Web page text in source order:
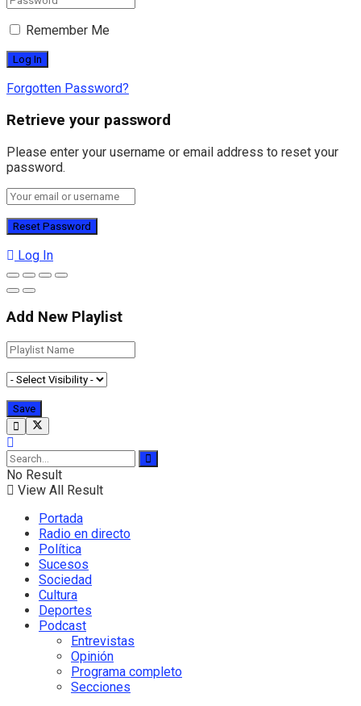
Remember Me
Forgotten Password?
Retrieve your password
Please enter your username or email address to reset your
password.
Log In
Add New Playlist
No Result
View All Result
Portada
Radio en directo
Política
Sucesos
Sociedad
Cultura
Deportes
Podcast
Entrevistas
Opinión
Programa completo
Secciones